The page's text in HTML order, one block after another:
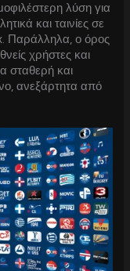
λύση για
και ταινίες σε
Παράλληλα, ο όρος
χρήστες και
σταθερή και
ανεξάρτητα από